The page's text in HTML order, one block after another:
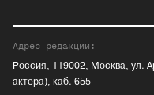
Адрес редакции:
Россия, 119002, Москва, ул.
актера), каб. 655